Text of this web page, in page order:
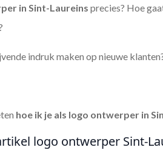
in Sint-Laureins precies? Hoe
indruk maken op nieuwe
hoe ik je als logo ontwerper in
logo ontwerper Sint-